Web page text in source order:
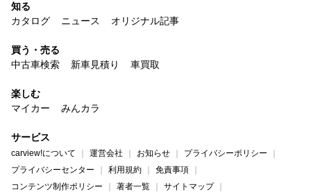
知る
カタログ
ニュース オリジナル記事
買う・売る
中古車検索
新車見積り 車買取
楽しむ
マイカー
みんカラ
サービス
carview!について 運営会社 お知らせ
プライバシーポリシー
プライバシーセンター
利用規約
免責事項
コンテンツ制作ポリシー
著者一覧 サイトマップ